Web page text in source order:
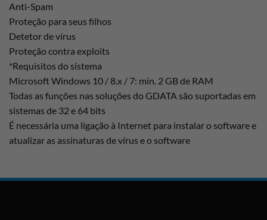
Anti-Spam
Proteção para seus filhos
Detetor de vírus
Proteção contra exploits
*Requisitos do sistema
Microsoft Windows 10 / 8.x / 7: mín. 2 GB de RAM
Todas as funções nas soluções do GDATA são suportadas em
sistemas de 32 e 64 bits
É necessária uma ligação à Internet para instalar o software e
atualizar as assinaturas de vírus e o software